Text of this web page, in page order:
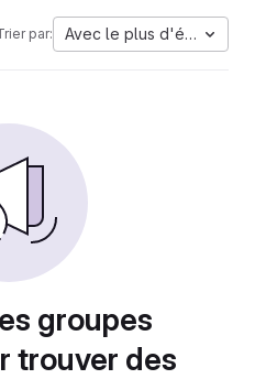
par: Avec le plus d'étoiles
groupes
trouver des